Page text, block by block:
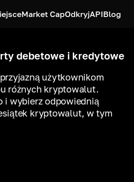
Market CapOdkryjAPIBlog
debetowe i kredytowe
użytkownikom
różnych kryptowalut.
i wybierz odpowiednią
kryptowalut, w tym